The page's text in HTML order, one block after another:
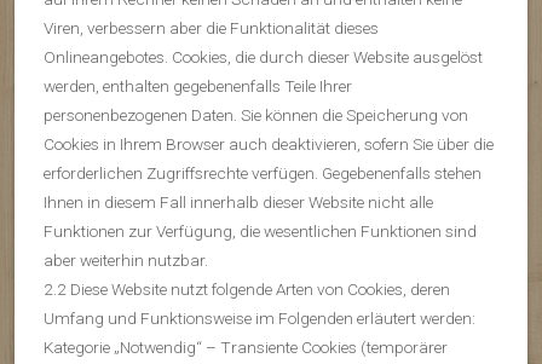
Viren, verbessern aber die Funktionalität dieses
Onlineangebotes. Cookies, die durch dieser Website ausgelöst
werden, enthalten gegebenenfalls Teile Ihrer
personenbezogenen Daten. Sie können die Speicherung von
Cookies in Ihrem Browser auch deaktivieren, sofern Sie über die
erforderlichen Zugriffsrechte verfügen. Gegebenenfalls stehen
Ihnen in diesem Fall innerhalb dieser Website nicht alle
Funktionen zur Verfügung, die wesentlichen Funktionen sind
aber weiterhin nutzbar.
2.2 Diese Website nutzt folgende Arten von Cookies, deren
Umfang und Funktionsweise im Folgenden erläutert werden:
Kategorie „Notwendig“ – Transiente Cookies (temporärer